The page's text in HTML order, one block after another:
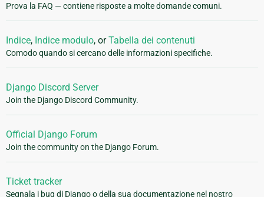
Prova la FAQ — contiene risposte a molte domande comuni.
Indice, Indice modulo, orTabella dei contenuti
Comodo quando si cercano delle informazioni specifiche.
Django Discord Server
Join the Django Discord Community.
Official Django Forum
Join the community on the Django Forum.
Ticket tracker
Segnala i bug di Django o della sua documentazione nel nostro